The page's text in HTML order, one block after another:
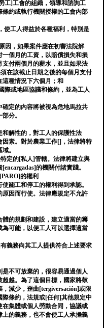
工]工會的組織，領導和諮詢工
約或執行機關授權的工會內部
使工人得益於各種福利，特別是
因，如果案件應在初審法院解
個月的工資，以賠償損失和損
付兩個月的薪水，並且如果法
在該截止日期之後的每個月支付
種情況下六個月；和
際或地區協議和條約，並為工人
定的內容將被視為危地馬拉共
分。
解性的，對工人的保護性法
素。對於農業工作[]，法律將特
。
定的[私人]管轄。法律將建立與
的機關付諸實踐。
的權利
罷工和停工的權利得到承認。
因而行使。法律應規定不允許
的規劃和建設，建立適當的籌
可能，以便工人可以選擇適當
義務向其工人提供符合上述要求
不可放棄的，很容易通過個人
越。為了這個目標，國家將鼓
減少，歪曲[tergiversación]或限
條約，法規或[任何]其他規定中
集體或個人勞動合同，協議或
的義務，也不會使工人承擔義